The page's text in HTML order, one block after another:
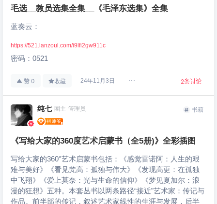
毛选__教员选集全集__《毛泽东选集》全集
蓝奏云：
https://521.lanzoul.com/i9lfi2gw911c
密码：0521
赞 0 收藏 24年11月3日 2条讨论
纯七 圈主 管理员 书籍
《写给大家的360度艺术启蒙书（全5册)》全彩插图
写给大家的360°艺术启蒙书包括：《感觉雷诺阿：人生的艰
难与美好》《看见梵高：孤独与伟大》《发现高更：在孤独
中飞翔》《爱上莫奈：光与生命的信仰》《梦见夏加尔：浪
漫的狂想》五种。本套丛书以两条路径“接近”艺术家：传记与
作品。前半部的传记，叙述艺术家线性的生涯与发展，后半